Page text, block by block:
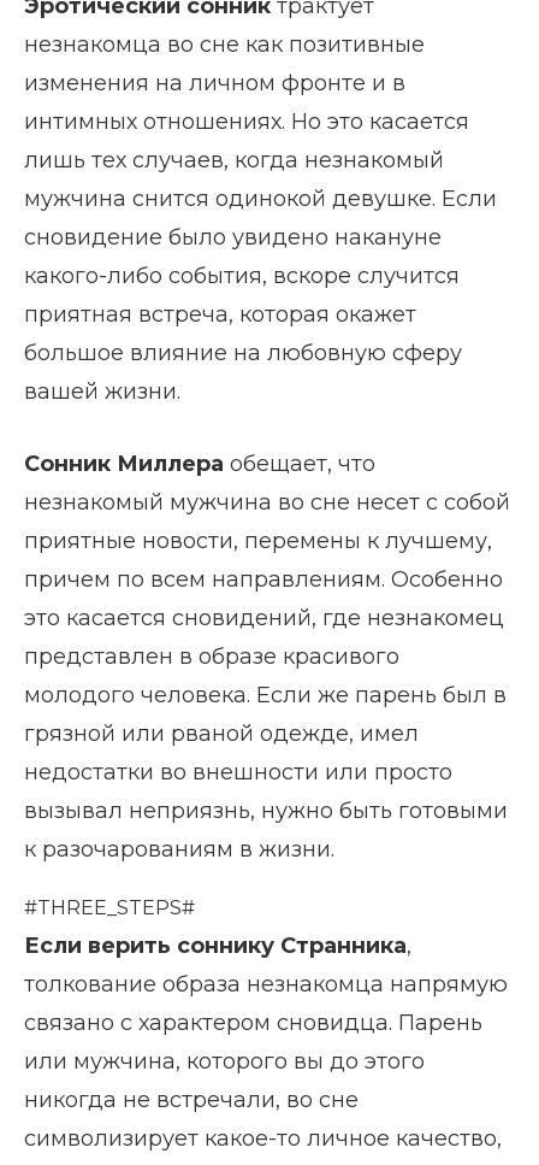
Эротический сонник трактует
незнакомца во сне как позитивные
изменения на личном фронте и в
интимных отношениях. Но это касается
лишь тех случаев, когда незнакомый
мужчина снится одинокой девушке. Если
сновидение было увидено накануне
какого-либо события, вскоре случится
приятная встреча, которая окажет
большое влияние на любовную сферу
вашей жизни.
Сонник Миллера обещает, что
незнакомый мужчина во сне несет с собой
приятные новости, перемены к лучшему,
причем по всем направлениям. Особенно
это касается сновидений, где незнакомец
представлен в образе красивого
молодого человека. Если же парень был в
грязной или рваной одежде, имел
недостатки во внешности или просто
вызывал неприязнь, нужно быть готовыми
к разочарованиям в жизни.
#THREE_STEPS#
Если верить соннику Странника,
толкование образа незнакомца напрямую
связано с характером сновидца. Парень
или мужчина, которого вы до этого
никогда не встречали, во сне
символизирует какое-то личное качество,